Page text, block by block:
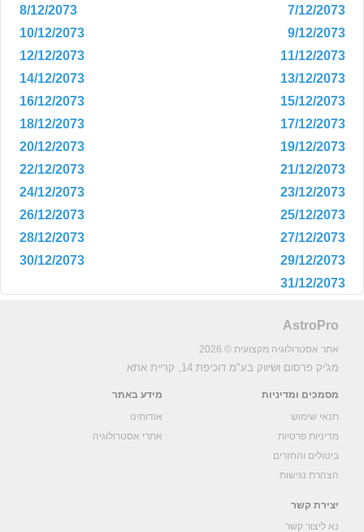
7/12/2073
8/12/2073
9/12/2073
10/12/2073
11/12/2073
12/12/2073
13/12/2073
14/12/2073
15/12/2073
16/12/2073
17/12/2073
18/12/2073
19/12/2073
20/12/2073
21/12/2073
22/12/2073
23/12/2073
24/12/2073
25/12/2073
26/12/2073
27/12/2073
28/12/2073
29/12/2073
30/12/2073
31/12/2073
AstroPro
אתר אסטרולוגיה מקצועית © 2026
מג'יק פרסום ושיווק בע"מ דוכיפת 14, קריית אתא
מסמכים ומדיניות
תנאי שימוש
מדיניות פרטיות
ביטולים והחזרים
הצהרת נגישות
מידע באתר
אודותינו
אתרי אסטרולוגיה
יצירת קשר
נא ליצור קשר